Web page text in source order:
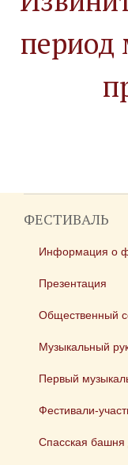
период
ФЕСТИВАЛЬ
Информация о
Презентация
Общественный
Музыкальный
Первый
Фестивали-
Спасская башня